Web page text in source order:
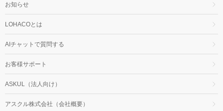
お知らせ
LOHACOとは
AIチャットで質問する
お客様サポート
ASKUL（法人向け）
アスクル株式会社（会社概要）